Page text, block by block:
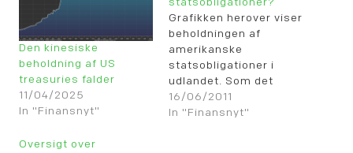
Den kinesiske
beholdning af US
treasuries falder
11/04/2025
In "Finansnyt"
statsobligationer?
Grafikken herover viser
beholdningen af
amerikanske
statsobligationer i
udlandet. Som det
fremgår, så fortsætter
både Japan og Kina
16/06/2011
In "Finansnyt"
Oversigt over